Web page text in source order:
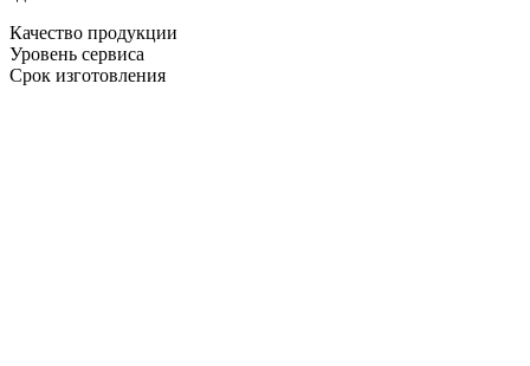
Качество продукции
Уровень сервиса
Срок изготовления